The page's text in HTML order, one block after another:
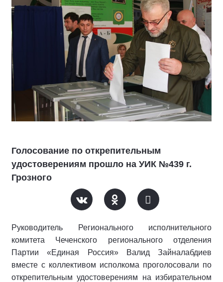
Голосование по открепительным
удостоверениям прошло на УИК №439 г.
Грозного
Руководитель Регионального исполнительного
комитета Чеченского регионального отделения
Партии «Единая Россия» Валид Зайналабдиев
вместе с коллективом исполкома проголосовали по
открепительным удостоверениям на избирательном